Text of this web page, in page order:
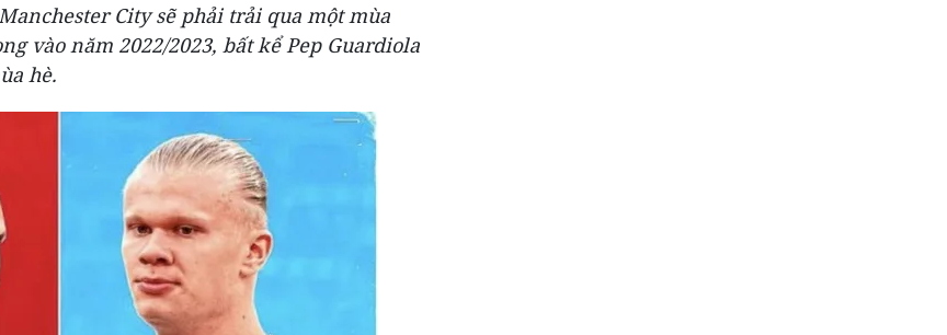
City sẽ phải trải qua một mùa
vào năm 2022/2023, bất kể Pep Guardiola
hè.